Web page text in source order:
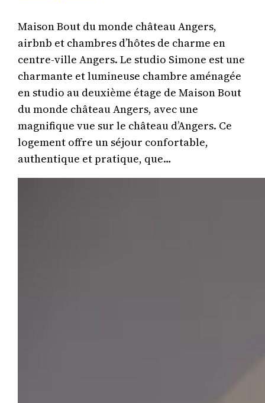
monde
château
Angers
Maison Bout du monde château Angers,
airbnb et chambres d’hôtes de charme en
centre-ville Angers. Le studio Simone est une
charmante et lumineuse chambre aménagée
en studio au deuxième étage de Maison Bout
du monde château Angers, avec une
magnifique vue sur le château d’Angers. Ce
logement offre un séjour confortable,
authentique et pratique, que…